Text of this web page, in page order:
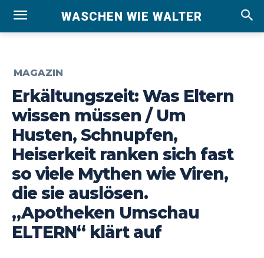
WASCHEN WIE WALTER
MAGAZIN
Erkältungszeit: Was Eltern
wissen müssen / Um
Husten, Schnupfen,
Heiserkeit ranken sich fast
so viele Mythen wie Viren,
die sie auslösen.
„Apotheken Umschau
ELTERN“ klärt auf